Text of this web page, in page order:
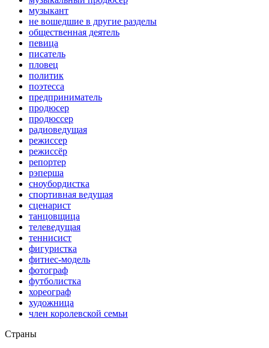
музыкант
не вошедшие в другие разделы
общественная деятель
певица
писатель
пловец
политик
поэтесса
предприниматель
продюсер
продюссер
радиоведущая
режиссер
режиссёр
репортер
рэперша
сноубордистка
спортивная ведущая
сценарист
танцовщица
телеведущая
теннисист
фигуристка
фитнес-модель
фотограф
футболистка
хореограф
художница
член королевской семьи
Страны